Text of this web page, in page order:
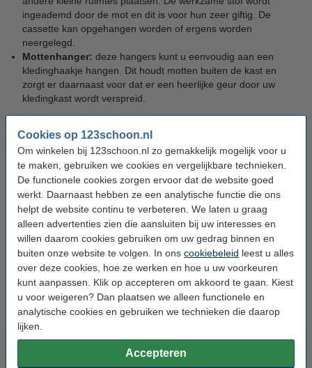
Cookies op 123schoon.nl
Om winkelen bij 123schoon.nl zo gemakkelijk mogelijk voor u
te maken, gebruiken we cookies en vergelijkbare technieken.
De functionele cookies zorgen ervoor dat de website goed
werkt. Daarnaast hebben ze een analytische functie die ons
helpt de website continu te verbeteren. We laten u graag
alleen advertenties zien die aansluiten bij uw interesses en
willen daarom cookies gebruiken om uw gedrag binnen en
buiten onze website te volgen. In ons cookiebeleid leest u alles
over deze cookies, hoe ze werken en hoe u uw voorkeuren
kunt aanpassen. Klik op accepteren om akkoord te gaan. Kiest
u voor weigeren? Dan plaatsen we alleen functionele en
analytische cookies en gebruiken we technieken die daarop
lijken.
Accepteren
ingeademd door de mot en dit is voor hun zeer giftig. De
cassette kan opgehangen worden of ergens worden
neergelegd.
Mottenhanger: deze hangers kunt u eenvoudig aan een
kledinghaakje hangen. Dit houdt motten buiten de kast en
zorgt er daarnaast voor dat er een heerlijke geur door uw
kledingkast wordt verspreid.
Het voorkomen van motten
U kunt motten ook weren door uw kleding vaak te wassen en uw
kast regelmatig open te zetten. Ook kunt u een papiertje op de
bodem van uw kast leggen. Ziet u hier korrels of spinsel op? Dan
is de kans groot dat er eitjes in uw kast zijn gelegd. Zo kunt u nog
op tijd actie ondernemen, voordat de larven uw kleding kapot
eten. Ook kunt u mottenballen plaatsen in uw kast of op andere
kleine plekken. Deze ballen verspreiden een geur dat giftig is
voor motten, maar onschadelijk is voor mensen en huisdieren.
Zoekt u iets anders? Mogelijk ook
interessant: